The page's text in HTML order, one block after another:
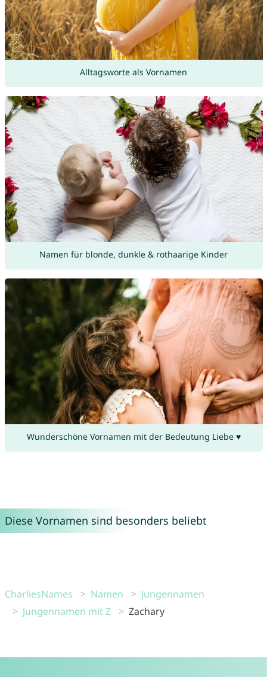
Alltagsworte als Vornamen
Namen für blonde, dunkle & rothaarige Kinder
Wunderschöne Vornamen mit der Bedeutung Liebe ♥
Diese Vornamen sind besonders beliebt
CharliesNames Namen
Jungennamen
Jungennamen mit Z
Zachary